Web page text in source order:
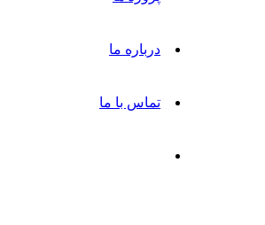
درباره ما
تماس با ما